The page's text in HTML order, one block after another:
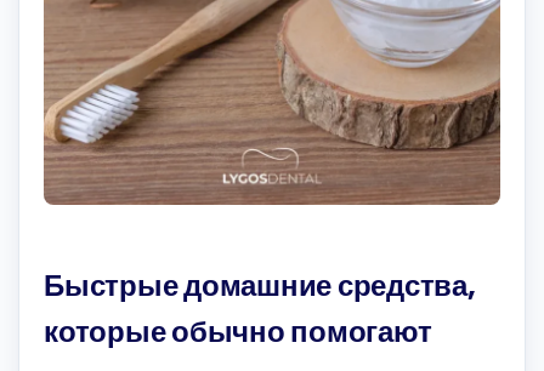
Быстрые домашние средства,
которые обычно помогают